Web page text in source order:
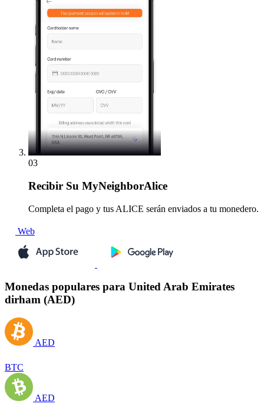
03
Recibir Su MyNeighborAlice
Completa el pago y tus ALICE serán enviados a tu monedero.
Web
Monedas populares para United Arab Emirates
dirham (AED)
AED
BTC
AED